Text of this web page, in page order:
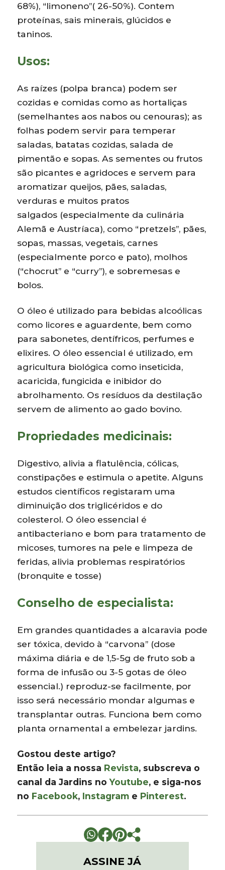
68%), “limoneno”( 26-50%). Contem
proteínas, sais minerais, glúcidos e
taninos.
Usos:
As raízes (polpa branca) podem ser
cozidas e comidas como as hortaliças
(semelhantes aos nabos ou cenouras); as
folhas podem servir para temperar
saladas, batatas cozidas, salada de
pimentão e sopas. As sementes ou frutos
são picantes e agridoces e servem para
aromatizar queijos, pães, saladas,
verduras e muitos pratos
salgados (especialmente da culinária
Alemã e Austríaca), como “pretzels”, pães,
sopas, massas, vegetais, carnes
(especialmente porco e pato), molhos
(“chocrut” e “curry”), e sobremesas e
bolos.
O óleo é utilizado para bebidas alcoólicas
como licores e aguardente, bem como
para sabonetes, dentífricos, perfumes e
elixires. O óleo essencial é utilizado, em
agricultura biológica como inseticida,
acaricida, fungicida e inibidor do
abrolhamento. Os resíduos da destilação
servem de alimento ao gado bovino.
Propriedades medicinais:
Digestivo, alivia a flatulência, cólicas,
constipações e estimula o apetite. Alguns
estudos científicos registaram uma
diminuição dos triglicéridos e do
colesterol. O óleo essencial é
antibacteriano e bom para tratamento de
micoses, tumores na pele e limpeza de
feridas, alivia problemas respiratórios
(bronquite e tosse)
Conselho de especialista:
Em grandes quantidades a alcaravia pode
ser tóxica, devido à “carvona” (dose
máxima diária e de 1,5-5g de fruto sob a
forma de infusão ou 3-5 gotas de óleo
essencial.) reproduz-se facilmente, por
isso será necessário mondar algumas e
transplantar outras. Funciona bem como
planta ornamental a embelezar jardins.
Gostou deste artigo?
Então leia a nossa Revista, subscreva o
canal da Jardins noYoutube, e siga-nos
no Facebook, Instagram e Pinterest.
ASSINE JÁ